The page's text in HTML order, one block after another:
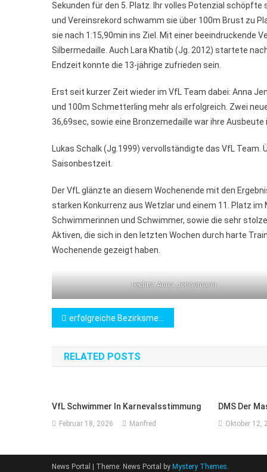
Sekunden für den 5. Platz. Ihr volles Potenzial
und Vereinsrekord schwamm sie über 100m Brust zu
sie nach 1:15,90min ins Ziel. Mit einer beeindruckende
Silbermedaille. Auch Lara Khatib (Jg. 2012) startete
Endzeit konnte die 13-jährige zufrieden sein.
Erst seit kurzer Zeit wieder im VfL Team dabei: Anna
und 100m Schmetterling mehr als erfolgreich. Zwei
36,69sec, sowie eine Bronzemedaille war ihre Ausbeute
Lukas Schalk (Jg.1999) vervollständigte das VfL Team.
Saisonbestzeit.
Der VfL glänzte an diesem Wochenende mit den
starken Konkurrenz aus Wetzlar und einem 11. Platz
Schwimmerinnen und Schwimmer, sowie die sehr
Aktiven, die sich in den letzten Wochen durch harte
Wochenende gezeigt haben.
rechts: Anna Jennemann
Beitragsnavigation
erfolgreiche Bezirksmeisterschaft
RELATED POSTS
VfL Schwimmer In Karnevalsstimmung
Februar 18, 2026 Manfred
DMS Der
Oktober 12,
News Portal Theme: News Portal by Mystery Themes.